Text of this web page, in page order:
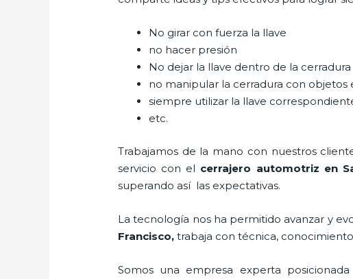
No girar con fuerza la llave
no hacer presión
No dejar la llave dentro de la cerradura
no manipular la cerradura con objetos
siempre utilizar la llave
etc.
Trabajamos de la mano con nuestros
servicio con el cerrajero automotriz en
superando así las expectativas.
La tecnología nos ha permitido avanzar y
Francisco,trabaja con técnica,
Somos una empresa experta